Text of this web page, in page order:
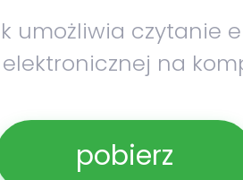
umożliwia czytanie
na
pobierz